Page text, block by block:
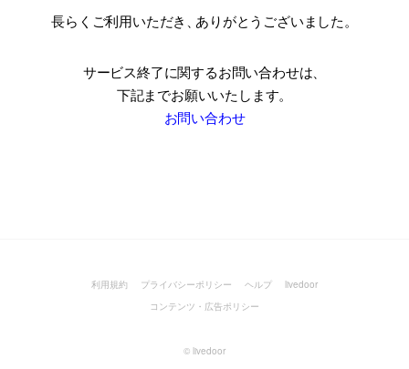
長らくご利用いただき ありがとうございました。
サービス終了に関するお問い合わせは、
下記までお願いいたします。
お問い合わせ
利用規約 プライバシーポリシー ヘルプ
livedoor
コンテンツ・広告ポリシー
© livedoor